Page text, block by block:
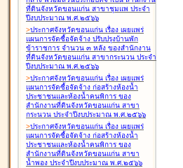
ที่ดินจังหวัดขอนแก่น สาขาชุมแพ ประจำ
ปีงบประมาณ พ.ศ.๒๕๖๖
>ประกาศจังหวัดขอนแก่น เรื่อง เผยแพร่
แผนการจัดซื้อจัดจ้าง ปรับปรุงบ้านพัก
ข้าราชการ จำนวน ๓ หลัง ของสำนักงาน
ที่ดินจังหวัดขอนแก่น สาขากระนวน ประจำ
ปีงบประมาณ พ.ศ.๒๕๖๖
>ประกาศจังหวัดขอนแก่น เรื่อง เผยแพร่
แผนการจัดซื้อจัดจ้าง ก่อสร้างห้องน้ำ
ประชาชนและห้องน้ำคนพิการ ของ
สำนักงานที่ดินจังหวัดขอนแก่น สาขา
กระนวน ประจำปีงบประมาณ พ.ศ.๒๕๖๖
>ประกาศจังหวัดขอนแก่น เรื่อง เผยแพร่
แผนการจัดซื้อจัดจ้าง ก่อสร้างห้องน้ำ
ประชาชนและห้องน้ำคนพิการ ของ
สำนักงานที่ดินจังหวัดขอนแก่น สาขา
น้ำพอง ประจำปีงบประมาณ พ.ศ.๒๕๖๖